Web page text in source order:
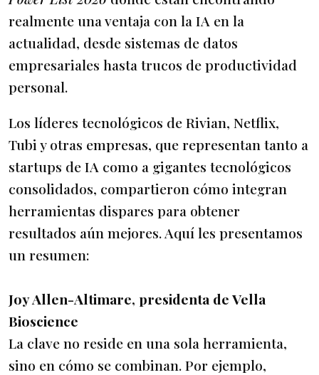
realmente una ventaja con la IA en la
actualidad, desde sistemas de datos
empresariales hasta trucos de productividad
personal.
Los líderes tecnológicos de Rivian, Netflix,
Tubi y otras empresas, que representan tanto a
startups de IA como a gigantes tecnológicos
consolidados, compartieron cómo integran
herramientas dispares para obtener
resultados aún mejores. Aquí les presentamos
un resumen:
Joy Allen-Altimare, presidenta de Vella
Bioscience
La clave no reside en una sola herramienta,
sino en cómo se combinan. Por ejemplo,